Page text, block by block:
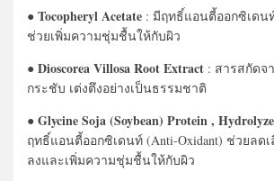
● Tocopheryl Acetate : มีฤทธิ์แอนตี้ออกซิเดน
ช่วยเพิ่มความชุ่มชื้นให้กับผิว
● Dioscorea Villosa Root Extract : สารสกัดจ
กระชับ เต่งตึงอย่างเป็นธรรมชาติ
● Glycine Soja (Soybean) Protein ,
ฤทธิ์แอนตี้ออกซิเดนท์ (Anti-Oxidant) ช่วยลด
ลงและเพิ่มความชุ่มชื้นให้กับผิว